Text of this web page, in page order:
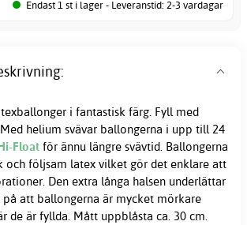
Endast 1 st i lager - Leveranstid: 2-3 vardagar
i fantastisk färg. Fyll med
helium svävar ballongerna i upp till 24
Float för ännu längre svävtid. Ballongerna
och följsam latex vilket gör det enklare att
Den extra långa halsen underlättar
på att ballongerna är mycket mörkare
de är fyllda. Mått uppblåsta ca. 30 cm.